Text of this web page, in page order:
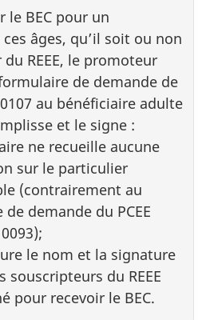
le BEC pour un
âges, qu’il soit ou non
REEE, le promoteur
de demande de
0107 au bénéficiaire adulte
et le signe :
ne recueille aucune
sur le particulier
(contrairement au
demande du PCEE
0093);
le nom et la signature
souscripteurs du REEE
pour recevoir le BEC.